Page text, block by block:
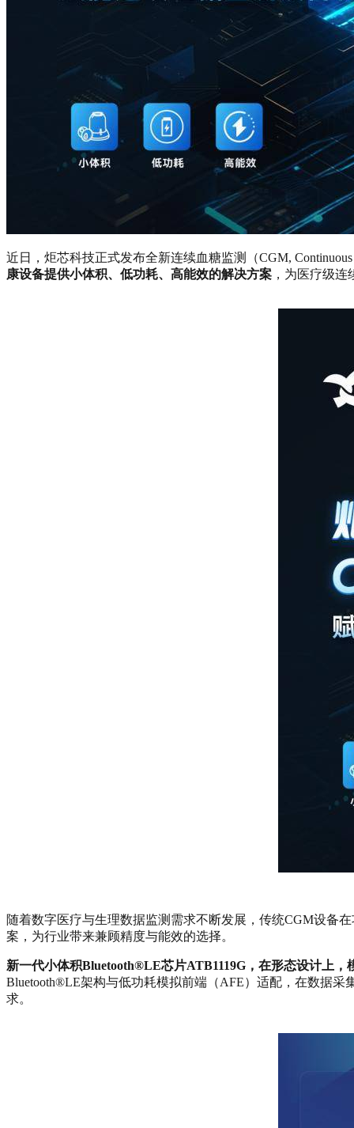
近日，炬芯科技正式发布全新连续血糖监测（CGM,
康设备提供小体积、低功耗、高能效的解决方案 ，为医疗级
随着数字医疗与生理数据监测需求不断发展，传统CGM设备
案，为行业带来兼顾精度与能效的选择。
新一代小体积Bluetooth®LE芯片ATB1119G，在形态设计上
Bluetooth®LE架构与低功耗模拟前端（AFE）适配，在数据
求。